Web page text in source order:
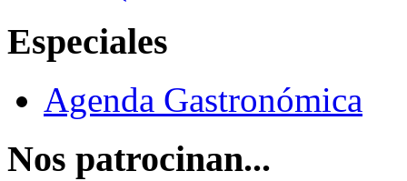
Especiales
Agenda Gastronómica
Nos patrocinan...